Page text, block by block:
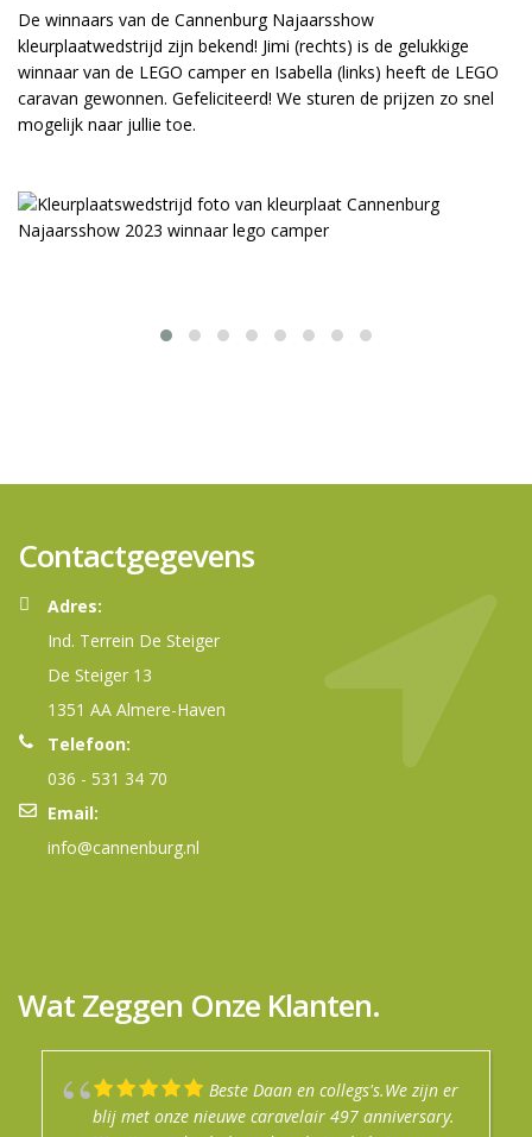
De winnaars van de Cannenburg Najaarsshow
kleurplaatwedstrijd zijn bekend! Jimi (rechts) is de gelukkige
winnaar van de LEGO camper en Isabella (links) heeft de LEGO
caravan gewonnen. Gefeliciteerd! We sturen de prijzen zo snel
mogelijk naar jullie toe.
Contactgegevens
Adres:
Ind. Terrein De Steiger
De Steiger 13
1351 AA Almere-Haven
Telefoon:
036 - 531 34 70
Email:
info@cannenburg.nl
Wat Zeggen Onze Klanten.
Beste Daan en collegs's.We zijn er
blij met onze nieuwe caravelair 497 anniversary.
Mijn jaren ervaring met dit bedrijf
is altijd goed geweest. Je wordt altijd goed
Goede info gekregen prima uitleg.
Afspraken nagekomen
Top service in de winkel.
Na een fijn en enthousiast
verkoopgesprek zijn wij de trotse eigenaar